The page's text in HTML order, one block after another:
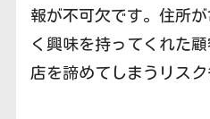
報が不可欠です。住所
く興味を持ってくれた
店を諦めてしまうリスク